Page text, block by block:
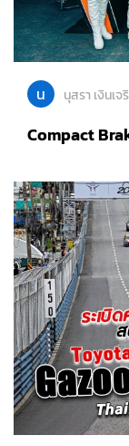
น นุสรา เงินเ
Compact